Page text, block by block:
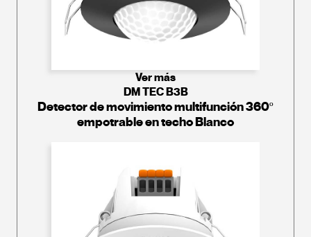
Ver más
DM TEC B3B
Detector de movimiento multifunción 360º
empotrable en techo Blanco